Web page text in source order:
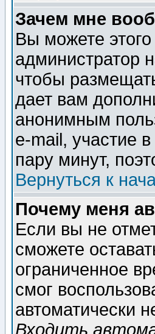
Зачем мне
Вы можете этого
администратор
чтобы
дает вам
анонимным
e-mail, участие
пару минут,
Вернуться к
Почему меня
Если вы не
сможете
ограниченное
смог
автоматически
Входить